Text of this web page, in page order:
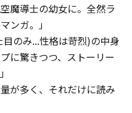
魔導士の幼女に。全然ラ
ンガ。」
目のみ...性格は苛烈)の中身
に驚きつつ、ストーリー
が多く、それだけに読み